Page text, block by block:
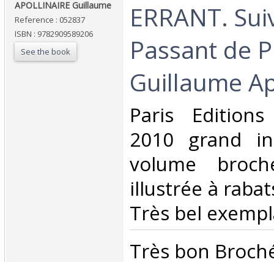
APOLLINAIRE Guillaume ‎
Reference : 052837
ISBN : 9782909589206
See the book
ERRANT.
Passant de
Guillaume
‎Paris
2010 grand
volume
illustrée à
Très bel
‎Très bon